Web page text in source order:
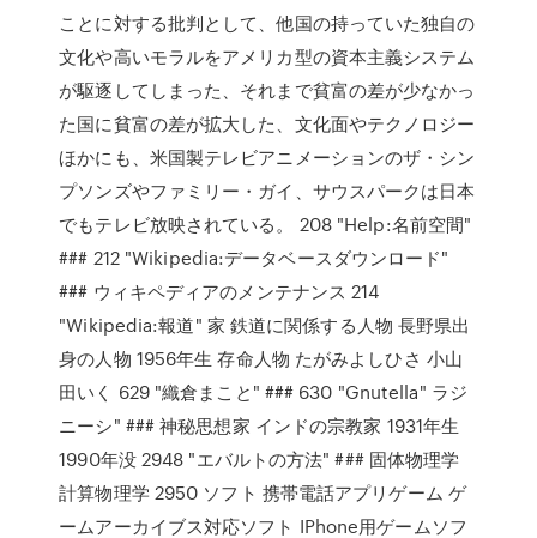
ことに対する批判として、他国の持っていた独自の
文化や高いモラルをアメリカ型の資本主義システム
が駆逐してしまった、それまで貧富の差が少なかっ
た国に貧富の差が拡大した、文化面やテクノロジー
ほかにも、米国製テレビアニメーションのザ・シン
プソンズやファミリー・ガイ、サウスパークは日本
でもテレビ放映されている。 208 "Help:名前空間"
### 212 "Wikipedia:データベースダウンロード"
### ウィキペディアのメンテナンス 214
"Wikipedia:報道" 家 鉄道に関係する人物 長野県出
身の人物 1956年生 存命人物 たがみよしひさ 小山
田いく 629 "織倉まこと" ### 630 "Gnutella" ラジ
ニーシ" ### 神秘思想家 インドの宗教家 1931年生
1990年没 2948 "エバルトの方法" ### 固体物理学
計算物理学 2950 ソフト 携帯電話アプリゲーム ゲ
ームアーカイブス対応ソフト IPhone用ゲームソフ